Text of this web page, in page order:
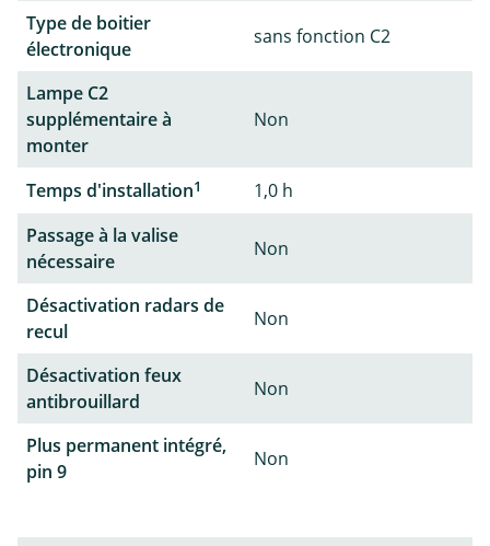
Type de boitier
électronique
sans fonction C2
Lampe C2
supplémentaire à
monter
Non
Temps d'installation1
1,0 h
Passage à la valise
nécessaire
Non
Désactivation radars de
recul
Non
Désactivation feux
antibrouillard
Non
Plus permanent intégré,
pin 9
Non